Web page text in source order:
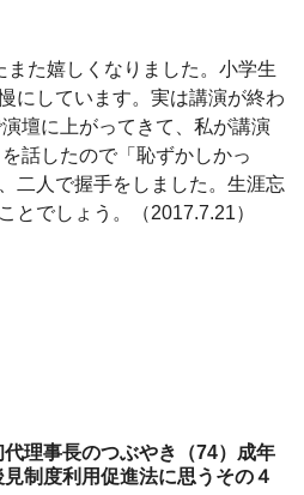
しくなりました。小学生
にしています。実は講演が終わ
壇に上がってきて、私が講演
話したので「恥ずかしかっ
二人で握手をしました。生涯忘
とでしょう。（2017.7.21）
代理事長のつぶやき（74）成年
見制度利用促進法に思うその４